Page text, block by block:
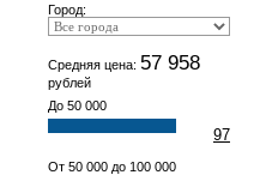
Город:
Средняя цена: 57 958
рублей
До 50 000
97
От 50 000 до 100 000